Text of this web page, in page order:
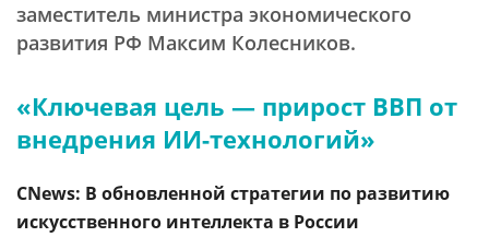
заместитель министра экономического
развития РФ Максим Колесников.
«Ключевая цель — прирост ВВП от
внедрения ИИ-технологий»
CNews: В обновленной стратегии по развитию
искусственного интеллекта в России